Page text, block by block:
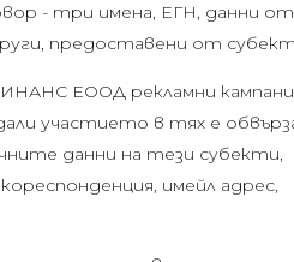
- три имена, ЕГН, данни от
предоставени от
ЕООД рекламни
участието в тях е
данни на тези субекти,
имейл адрес,